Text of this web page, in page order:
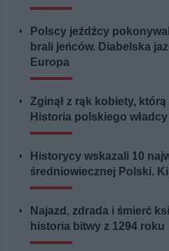
Polscy jeźdźcy
brali jeńców. Diabelska
Europa
Zginął z rąk kobiety, którą
Historia polskiego
Historycy wskazali 10
średniowiecznej Polski.
Najazd, zdrada i śmierć
historia bitwy z 1294 roku